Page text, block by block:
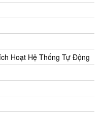
Hoạt Hệ Thống Tự Động